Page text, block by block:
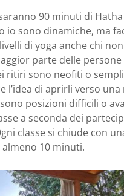
90 minuti di
io sono dinamiche, ma
di yoga anche chi non
parte delle persone
ritiri sono neofiti o
l’idea di aprirli verso una
posizioni difficili o
a seconda dei
classe si chiude con
10 minuti.